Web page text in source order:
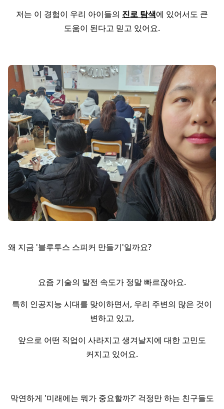
저는 이 경험이 우리 아이들의 진로 탐색에 있어서도 큰
도움이 된다고 믿고 있어요.
왜 지금 '블루투스 스피커 만들기'일까요?
요즘 기술의 발전 속도가 정말 빠르잖아요.
특히 인공지능 시대를 맞이하면서, 우리 주변의 많은 것이
변하고 있고,
앞으로 어떤 직업이 사라지고 생겨날지에 대한 고민도
커지고 있어요.
막연하게 '미래에는 뭐가 중요할까?' 걱정만 하는 친구들도